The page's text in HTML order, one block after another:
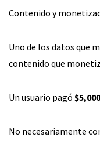
Contenido y
Uno de los datos que
contenido que
Un usuario pagó
No necesariamente